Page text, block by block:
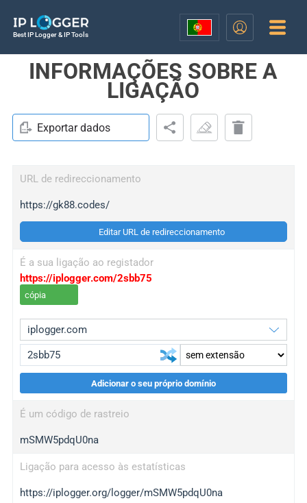
Best IP Logger & IP Tools
INFORMAÇÕES SOBRE A
LIGAÇÃO
Exportar dados
URL de redireccionamento
https://gk88.codes/
Editar URL de redireccionamento
É a sua ligação ao registador
https://iplogger.com/2sbb75
cópia
wl.gl
ed.tc
bc.ax
iplogger.com
Adicionar o seu próprio domínio
É um código de rastreio
mSMW5pdqU0na
Ligação para acesso às estatísticas
https://iplogger.org/logger/mSMW5pdqU0na